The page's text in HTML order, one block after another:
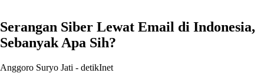
Serangan Siber Lewat Email di Indonesia,
Sebanyak Apa Sih?
Anggoro Suryo Jati - detikInet